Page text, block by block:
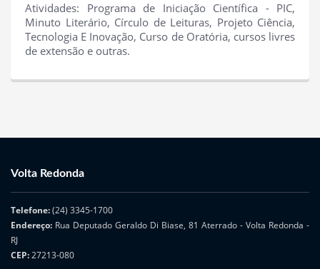
Atividades: Programa de Iniciação Científica - PIC,
Minuto Literário, Círculo de Leituras, Projeto Ciência,
Tecnologia E Inovação, Curso de Oratória, cursos livres
de extensão e outras.
Volta Redonda
Telefone:(24) 3345-1700
Endereço: Rua Deputado Geraldo Di Biase, 81 Aterrado - Volta Redonda -
RJ
CEP:27213-080